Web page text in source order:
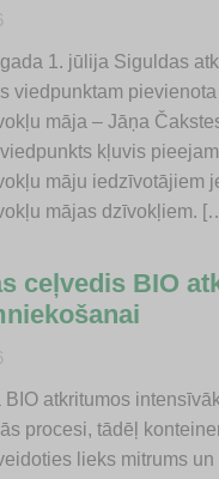
1. jūlija Siguldas
viedpunktam
māja – Jāņa
viedpunkts kļuvis
māju iedzīvotājiem
mājas dzīvokļiem.
ceļvedis BIO
BIO atkritumos
procesi, tādēļ
lieks mitrums un